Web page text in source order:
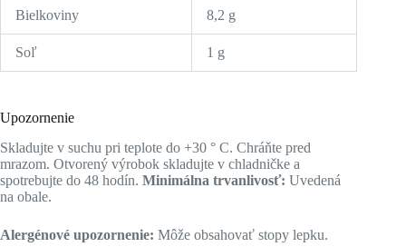
Bielkoviny 8,2 g
Soľ 1 g
Upozornenie
Skladujte v suchu pri teplote do +30 ° C. Chráňte pred
mrazom. Otvorený výrobok skladujte v chladničke a
spotrebujte do 48 hodín. Minimálna trvanlivosť: Uvedená
na obale.
Alergénové upozornenie: Môže obsahovať stopy lepku.